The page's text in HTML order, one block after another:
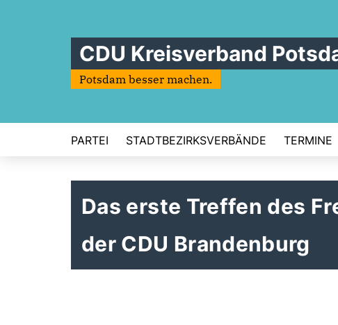
CDU Kreisverband
Potsdam besser machen.
PARTEI STADTBEZIRKSVERBÄNDE TERMINE
Das erste Treffen des
der CDU Brandenburg